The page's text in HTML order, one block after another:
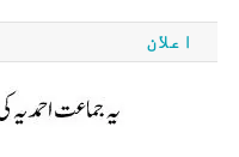
اعلان